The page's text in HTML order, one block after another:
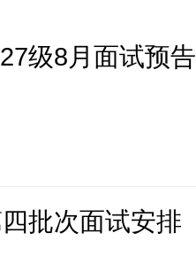
级8月面试预告
批次面试安排